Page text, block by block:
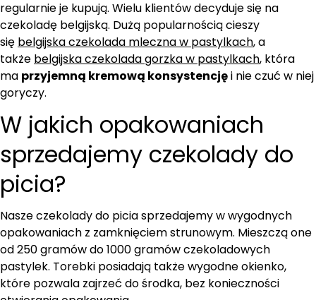
regularnie je kupują. Wielu klientów decyduje się na
czekoladę belgijską. Dużą popularnością cieszy
się belgijska czekolada mleczna w pastylkach, a
także belgijska czekolada gorzka w pastylkach, która
ma przyjemną kremową konsystencjęi nie czuć w niej
goryczy.
W jakich opakowaniach
sprzedajemy czekolady do
picia?
Nasze czekolady do picia sprzedajemy w wygodnych
opakowaniach z zamknięciem strunowym. Mieszczą one
od 250 gramów do 1000 gramów czekoladowych
pastylek. Torebki posiadają także wygodne okienko,
które pozwala zajrzeć do środka, bez konieczności